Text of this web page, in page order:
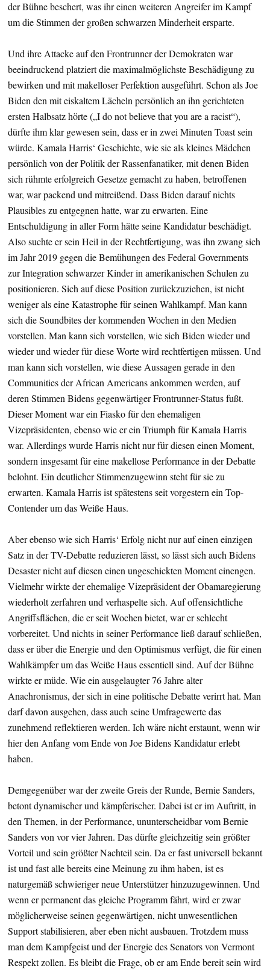
der Bühne beschert, was ihr einen weiteren Angreifer im Kampf
um die Stimmen der großen schwarzen Minderheit ersparte.
Und ihre Attacke auf den Frontrunner der Demokraten war
beeindruckend platziert die maximalmöglichste Beschädigung zu
bewirken und mit makelloser Perfektion ausgeführt. Schon als Joe
Biden den mit eiskaltem Lächeln persönlich an ihn gerichteten
ersten Halbsatz hörte („I do not believe that you are a racist“),
dürfte ihm klar gewesen sein, dass er in zwei Minuten Toast sein
würde. Kamala Harris‘ Geschichte, wie sie als kleines Mädchen
persönlich von der Politik der Rassenfanatiker, mit denen Biden
sich rühmte erfolgreich Gesetze gemacht zu haben, betroffenen
war, war packend und mitreißend. Dass Biden darauf nichts
Plausibles zu entgegnen hatte, war zu erwarten. Eine
Entschuldigung in aller Form hätte seine Kandidatur beschädigt.
Also suchte er sein Heil in der Rechtfertigung, was ihn zwang sich
im Jahr 2019 gegen die Bemühungen des Federal Governments
zur Integration schwarzer Kinder in amerikanischen Schulen zu
positionieren. Sich auf diese Position zurückzuziehen, ist nicht
weniger als eine Katastrophe für seinen Wahlkampf. Man kann
sich die Soundbites der kommenden Wochen in den Medien
vorstellen. Man kann sich vorstellen, wie sich Biden wieder und
wieder und wieder für diese Worte wird rechtfertigen müssen. Und
man kann sich vorstellen, wie diese Aussagen gerade in den
Communities der African Americans ankommen werden, auf
deren Stimmen Bidens gegenwärtiger Frontrunner-Status fußt.
Dieser Moment war ein Fiasko für den ehemaligen
Vizepräsidenten, ebenso wie er ein Triumph für Kamala Harris
war. Allerdings wurde Harris nicht nur für diesen einen Moment,
sondern insgesamt für eine makellose Performance in der Debatte
belohnt. Ein deutlicher Stimmenzugewinn steht für sie zu
erwarten. Kamala Harris ist spätestens seit vorgestern ein Top-
Contender um das Weiße Haus.
Aber ebenso wie sich Harris‘ Erfolg nicht nur auf einen einzigen
Satz in der TV-Debatte reduzieren lässt, so lässt sich auch Bidens
Desaster nicht auf diesen einen ungeschickten Moment einengen.
Vielmehr wirkte der ehemalige Vizepräsident der Obamaregierung
wiederholt zerfahren und verhaspelte sich. Auf offensichtliche
Angriffsflächen, die er seit Wochen bietet, war er schlecht
vorbereitet. Und nichts in seiner Performance ließ darauf schließen,
dass er über die Energie und den Optimismus verfügt, die für einen
Wahlkämpfer um das Weiße Haus essentiell sind. Auf der Bühne
wirkte er müde. Wie ein ausgelaugter 76 Jahre alter
Anachronismus, der sich in eine politische Debatte verirrt hat. Man
darf davon ausgehen, dass auch seine Umfragewerte das
zunehmend reflektieren werden. Ich wäre nicht erstaunt, wenn wir
hier den Anfang vom Ende von Joe Bidens Kandidatur erlebt
haben.
Demgegenüber war der zweite Greis der Runde, Bernie Sanders,
betont dynamischer und kämpferischer. Dabei ist er im Auftritt, in
den Themen, in der Performance, ununterscheidbar vom Bernie
Sanders von vor vier Jahren. Das dürfte gleichzeitig sein größter
Vorteil und sein größter Nachteil sein. Da er fast universell bekannt
ist und fast alle bereits eine Meinung zu ihm haben, ist es
naturgemäß schwieriger neue Unterstützer hinzuzugewinnen. Und
wenn er permanent das gleiche Programm fährt, wird er zwar
möglicherweise seinen gegenwärtigen, nicht unwesentlichen
Support stabilisieren, aber eben nicht ausbauen. Trotzdem muss
man dem Kampfgeist und der Energie des Senators von Vermont
Respekt zollen. Es bleibt die Frage, ob er am Ende bereit sein wird